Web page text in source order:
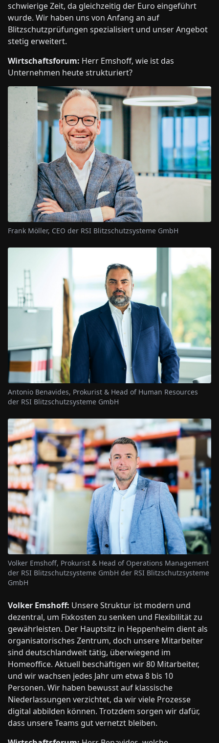
schwierige Zeit, da gleichzeitig der Euro eingeführt
wurde. Wir haben uns von Anfang an auf
Blitzschutzprüfungen spezialisiert und unser Angebot
stetig erweitert.
Wirtschaftsforum: Herr Emshoff, wie ist das
Unternehmen heute strukturiert?
Frank Möller, CEO der RSI Blitzschutzsysteme GmbH
Antonio Benavides, Prokurist & Head of Human Resources
der RSI Blitzschutzsysteme GmbH
Volker Emshoff, Prokurist & Head of Operations Management
der RSI Blitzschutzsysteme GmbH der RSI Blitzschutzsysteme
GmbH
Volker Emshoff: Unsere Struktur ist modern und
dezentral, um Fixkosten zu senken und Flexibilität zu
gewährleisten. Der Hauptsitz in Heppenheim dient als
organisatorisches Zentrum, doch unsere Mitarbeiter
sind deutschlandweit tätig, überwiegend im
Homeoffice. Aktuell beschäftigen wir 80 Mitarbeiter,
und wir wachsen jedes Jahr um etwa 8 bis 10
Personen. Wir haben bewusst auf klassische
Niederlassungen verzichtet, da wir viele Prozesse
digital abbilden können. Trotzdem sorgen wir dafür,
dass unsere Teams gut vernetzt bleiben.